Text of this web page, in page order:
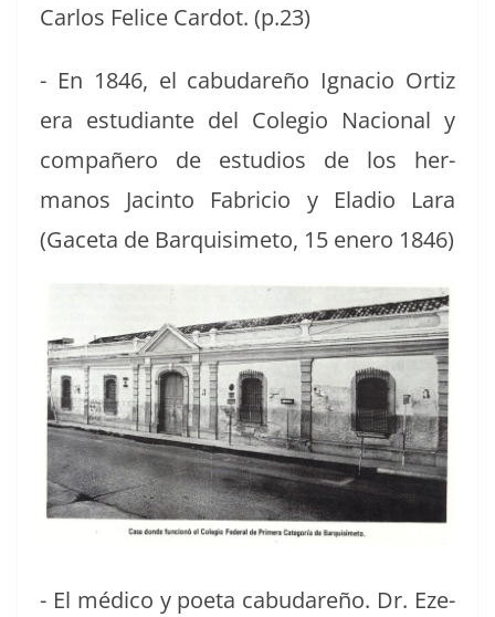
Car­los Felice Car­dot. (p.23)
- En 1846, el cabu­dareño Igna­cio Ortiz
era estu­di­ante del Cole­gio Nacional y
com­pañero de estu­dios de los her­
manos Jac­in­to Fabri­cio y Ela­dio Lara
(Gac­eta de Bar­quisime­to, 15 enero 1846)
- El médi­co y poeta cabu­dareño. Dr. Eze­